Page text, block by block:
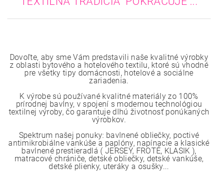
Dovoľte, aby sme Vám predstavili naše kvalitné výrobky
z oblasti bytového a hotelového textilu, ktoré sú vhodné
pre všetky tipy domácnosti, hotelové a sociálne
zariadenia.
K výrobe sú používané kvalitné materiály zo 100%
prírodnej bavlny, v spojení s modernou technológiou
textilnej výroby, čo garantuje dlhú životnosť ponúkaných
výrobkov.
Spektrum našej ponuky: bavlnené obliečky, poctivé
antimikrobiálne vankúše a paplóny, napínacie a klasické
bavlnené prestieradlá ( JERSEY, FROTÉ, KLASIK ),
matracové chrániče, detské obliečky, detské vankúše,
detské plienky, uteráky a osušky...